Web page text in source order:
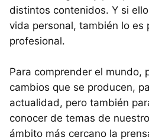
distintos contenidos. Y si
vida personal, también lo es
profesional.
Para comprender el mundo,
cambios que se producen,
actualidad, pero también
conocer de temas de
ámbito más cercano la